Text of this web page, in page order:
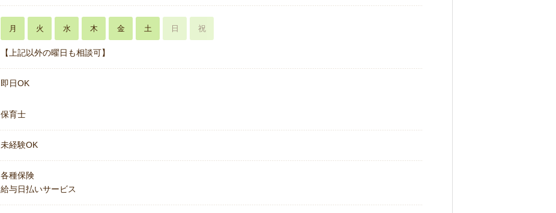
月 火 水 木 金 土 日 祝
【上記以外の曜日も相談可】
即日OK
保育士
未経験OK
各種保険
給与日払いサービス